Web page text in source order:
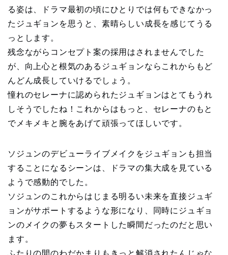
る姿は、ドラマ最初の頃にひとりでは何もできなかっ
たジュギョンを思うと、素晴らしい成長を感じてうる
っとします。
残念ながらコンセプト案の採用はされませんでした
が、向上心と根気のあるジュギョンならこれからもど
んどん成長していけるでしょう。
憧れのセレーナに認められたジュギョンはとてもうれ
しそうでしたね！これからはもっと、セレーナのもと
でメキメキと腕をあげて頑張ってほしいです。
ソジュンのデビューライブメイクをジュギョンも担当
することになるシーンは、ドラマの集大成を見ている
ようで感動的でした。
ソジュンのこれからはじまる明るい未来を直接ジュギ
ョンがサポートするような形になり、同時にジュギョ
ンのメイクの夢もスタートした瞬間だったのだと思い
ます。
ふたりの間のわだかまりもきっと解消されたんじゃな